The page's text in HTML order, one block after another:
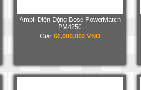
Ampli Điện Động Bose PowerMatch
PM4250
Giá: 68,000,000 VND